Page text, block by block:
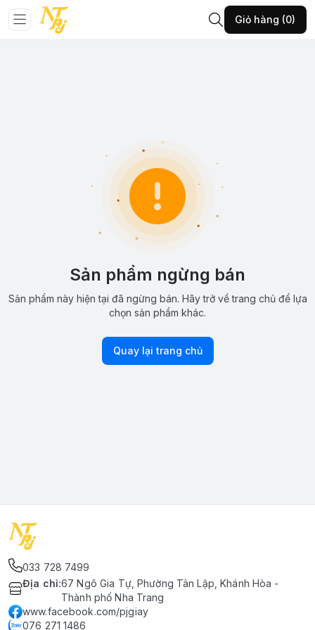
Giỏ hàng (0)
Sản phẩm ngừng bán
Sản phẩm này hiện tại đã ngừng bán. Hãy trở về trang chủ để lựa
chọn sản phẩm khác.
Quay lại trang chủ
033 728 7499
Địa chỉ:67 Ngô Gia Tự, Phường Tân Lập, Khánh Hòa -
Thành phố Nha Trang
www.facebook.com/pjgiay
076 271 1486